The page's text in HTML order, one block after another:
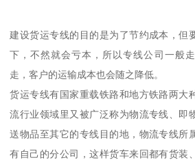
建设货运专线的目的是为了节约成本，但
下，不然就会亏本，所以专线公司一般
走，客户的运输成本也会随之降低。
货运专线有国家重载铁路和地方铁路两大
流行业领域里又被广泛称为物流专线、即
送物品至其它的专线目的地，物流专线所
有自己的分公司，这样货车来回都有货装